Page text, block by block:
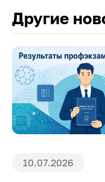
Другие
10.07.2026